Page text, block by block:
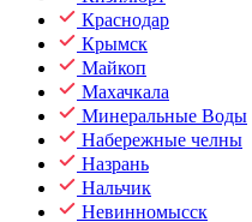
Краснодар
Крымск
Майкоп
Махачкала
Минеральные Воды
Набережные челны
Назрань
Нальчик
Невинномысск